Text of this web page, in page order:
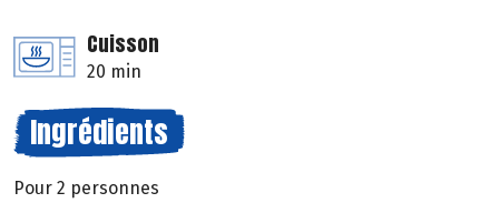
Cuisson
20 min
Ingrédients
Pour 2 personnes